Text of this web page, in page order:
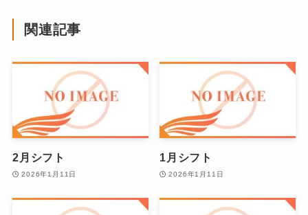
関連記事
2月シフト
2026年1月11日
1月シフト
2026年1月11日